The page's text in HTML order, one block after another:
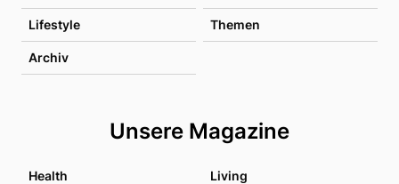
Lifestyle Themen
Archiv
Unsere Magazine
Health Living